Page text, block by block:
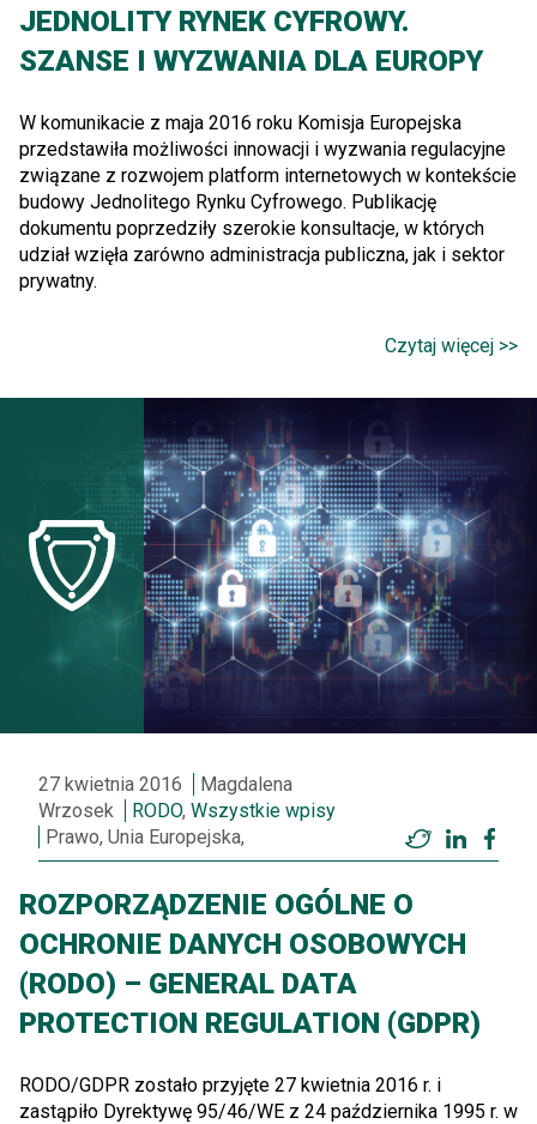
JEDNOLITY RYNEK CYFROWY.
SZANSE I WYZWANIA DLA EUROPY
W komunikacie z maja 2016 roku Komisja Europejska
przedstawiła możliwości innowacji i wyzwania regulacyjne
związane z rozwojem platform internetowych w kontekście
budowy Jednolitego Rynku Cyfrowego. Publikację
dokumentu poprzedziły szerokie konsultacje, w których
udział wzięła zarówno administracja publiczna, jak i sektor
prywatny.
Czytaj więcej >>
27 kwietnia 2016
Magdalena
Wrzosek
RODO, Wszystkie wpisy
Prawo, Unia Europejska,
Twitter
ROZPORZĄDZENIE OGÓLNE O
OCHRONIE DANYCH OSOBOWYCH
(RODO) – GENERAL DATA
PROTECTION REGULATION (GDPR)
RODO/GDPR zostało przyjęte 27 kwietnia 2016 r. i
zastąpiło Dyrektywę 95/46/WE z 24 października 1995 r. w